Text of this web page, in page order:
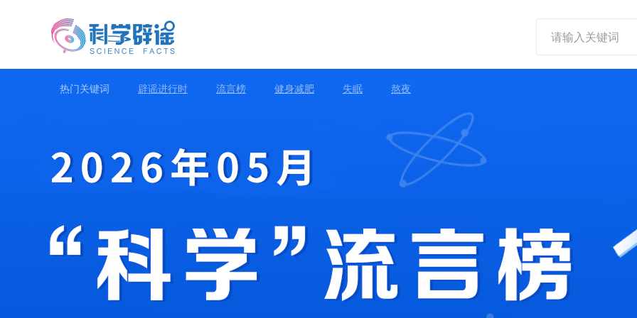
热门关键词 辟谣进行时 流言榜 健身减肥 失眠 熬夜